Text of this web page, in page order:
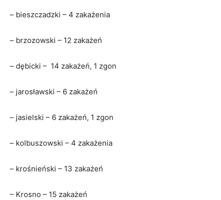
– bieszczadzki – 4 zakażenia
– brzozowski – 12 zakażeń
– dębicki – 14 zakażeń, 1 zgon
– jarosławski – 6 zakażeń
– jasielski – 6 zakażeń, 1 zgon
– kolbuszowski – 4 zakażenia
– krośnieński – 13 zakażeń
– Krosno – 15 zakażeń